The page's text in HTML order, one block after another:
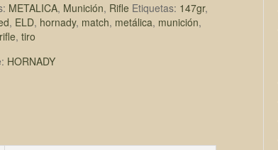
METALICA, Munición, Rifle Etiquetas: 147gr,
, ELD, hornady, match, metálica, munición,
rifle, tiro
HORNADY